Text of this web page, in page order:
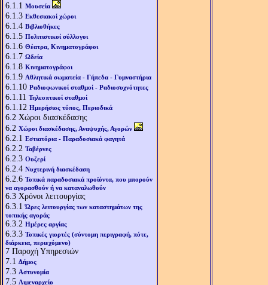
6.1.1 Μουσεία
6.1.3 Εκθεσιακοί χώροι
6.1.4 Βιβλιοθήκες
6.1.5 Πολιτιστικοί σύλλογοι
6.1.6 Θέατρα, Κινηματογράφοι
6.1.7 Ωδεία
6.1.8 Κινηματογράφοι
6.1.9 Αθλητικά σωματεία - Γήπεδα - Γυμναστήρια
6.1.10 Ραδιοφωνικοί σταθμοί - Ραδιοσυχνότητες
6.1.11 Τηλεοπτικοί σταθμοί
6.1.12 Ημερήσιος τύπος, Περιοδικά
6.2 Χώροι διασκέδασης
6.2 Χώροι διασκέδασης, Αναψυχής, Αγορών
6.2.1 Εστιατόρια - Παραδοσιακά φαγητά
6.2.2 Ταβέρνες
6.2.3 Ουζερί
6.2.4 Νυχτερινή διασκέδαση
6.2.6 Τοπικά παραδοσιακά προϊόντα, που μπορούν
να αγορασθούν ή να καταναλωθούν
6.3 Χρόνοι λειτουργίας
6.3.1Ώρες λειτουργίας των καταστημάτων της
τοπικής αγοράς
6.3.2 Ημέρες αργίας
6.3.3 Τοπικές γιορτές (σύντομη περιγραφή, πότε,
διάρκεια, περιεχόμενο)
7 Παροχή Υπηρεσιών
7.1 Δήμος
7.3 Αστυνομία
7.5 Λιμεναρχείο